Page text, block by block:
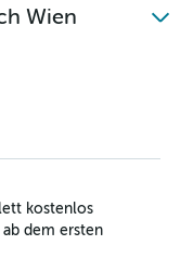
Wien
kostenlos
ab dem ersten